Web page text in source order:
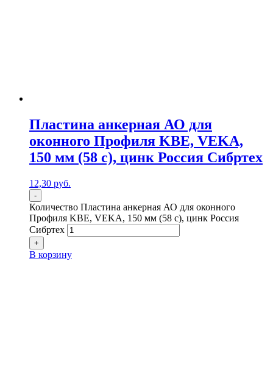
Пластина анкерная АО для
оконного Профиля KBE, VEKA,
150 мм (58 c), цинк Россия Сибртех
12,30 руб.
-
Количество Пластина анкерная АО для оконного
Профиля KBE, VEKA, 150 мм (58 c), цинк Россия
Сибртех
+
В корзину